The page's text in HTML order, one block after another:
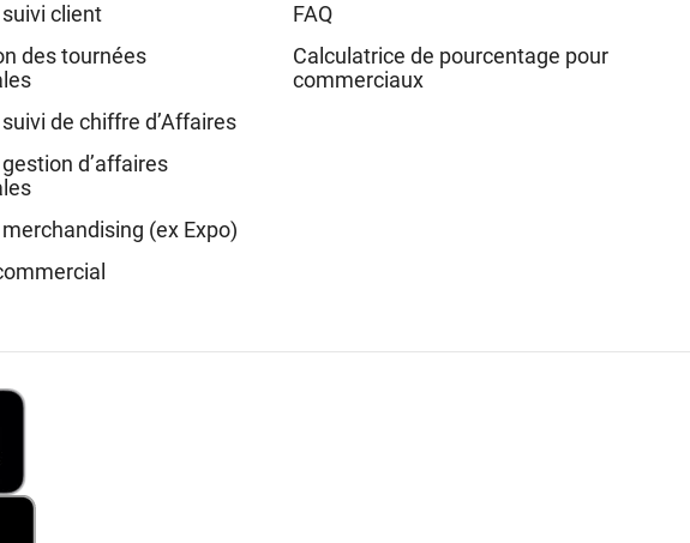
client
des tournées
de chiffre d’Affaires
d’affaires
(ex Expo)
FAQ
Calculatrice de pourcentage pour
commerciaux